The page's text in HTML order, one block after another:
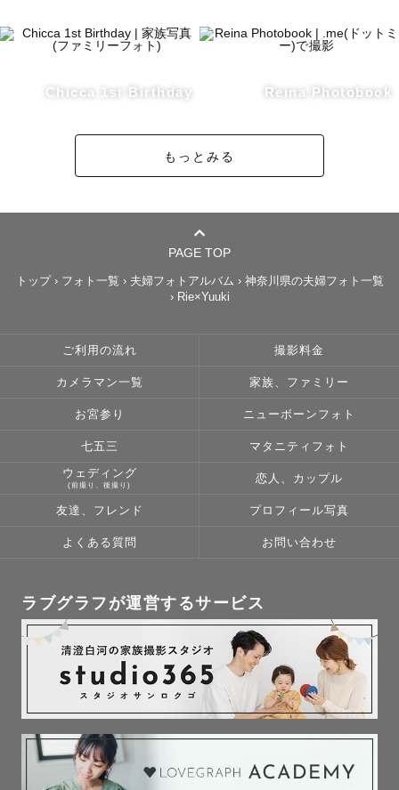
Chicca 1st Birthday Reina Photobook
もっとみる
PAGE TOP
トップ› フォト一覧 › 夫婦フォトアルバム › 神奈川県の夫婦フォト一覧
› Rie×Yuuki
ご利用の流れ 撮影料金
カメラマン一覧 家族、ファミリー
お宮参り ニューボーンフォト
七五三 マタニティフォト
ウェディング
(前撮り、後撮り)
恋人、カップル
友達、フレンド プロフィール写真
よくある質問 お問い合わせ
ラブグラフが運営するサービス